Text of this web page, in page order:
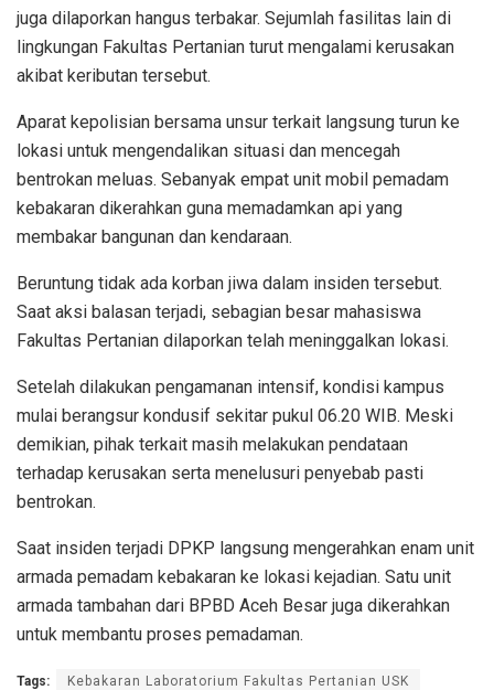
juga dilaporkan hangus terbakar. Sejumlah fasilitas lain di
lingkungan Fakultas Pertanian turut mengalami kerusakan
akibat keributan tersebut.
Aparat kepolisian bersama unsur terkait langsung turun ke
lokasi untuk mengendalikan situasi dan mencegah
bentrokan meluas. Sebanyak empat unit mobil pemadam
kebakaran dikerahkan guna memadamkan api yang
membakar bangunan dan kendaraan.
Beruntung tidak ada korban jiwa dalam insiden tersebut.
Saat aksi balasan terjadi, sebagian besar mahasiswa
Fakultas Pertanian dilaporkan telah meninggalkan lokasi.
Setelah dilakukan pengamanan intensif, kondisi kampus
mulai berangsur kondusif sekitar pukul 06.20 WIB. Meski
demikian, pihak terkait masih melakukan pendataan
terhadap kerusakan serta menelusuri penyebab pasti
bentrokan.
Saat insiden terjadi DPKP langsung mengerahkan enam unit
armada pemadam kebakaran ke lokasi kejadian. Satu unit
armada tambahan dari BPBD Aceh Besar juga dikerahkan
untuk membantu proses pemadaman.
Tags: Kebakaran Laboratorium Fakultas Pertanian USK